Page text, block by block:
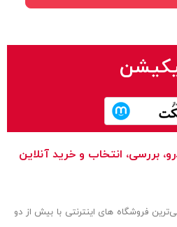
بررسی، انتخاب و خرید آنلاین
فروشگاه های اینترنتی با بیش از دو